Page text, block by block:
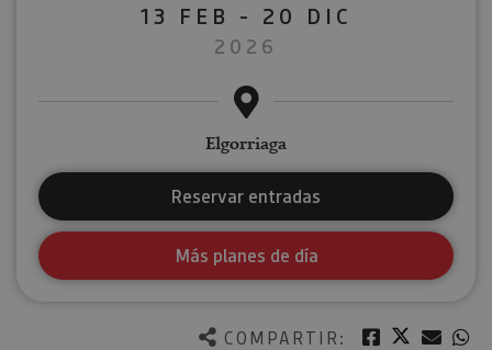
COMPARTIR: Facebook
Twitter
13 FEB - 20 DIC
2026
Elgorriaga
Reservar entradas
Más planes de día